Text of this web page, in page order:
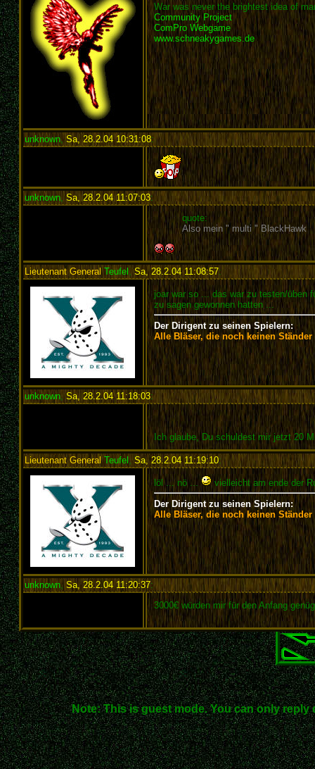
War was never the brightest idea of
Community Project
ComPro Webgame
www.schneakygames.de
unknown,Sa, 28.2.04 10:31:08:
unknown,Sa, 28.2.04 11:07:03:
quote:
Also mein " multi " BlackHawk
Lieutenant GeneralTeufel ,Sa, 28.2.04 11:08:57:
joar war so ... das war zu testen/üben
zu sagen gewonnen hatten ...
Der Dirigent zu seinen Spielern:
Alle Bläser, die noch keinen
unknown, Sa, 28.2.04 11:18:03:
Ich glaube, Du schuldest mir jetzt 20
Lieutenant GeneralTeufel Sa, 28.2.04 11:19:10:
löl ... nö ... vielleicht am ende der
Der Dirigent zu seinen Spielern:
Alle Bläser, die noch keinen
unknown,Sa, 28.2.04 11:20:37:
3000€ würden mir für den Anfang
Note: This is guest mode. You can only